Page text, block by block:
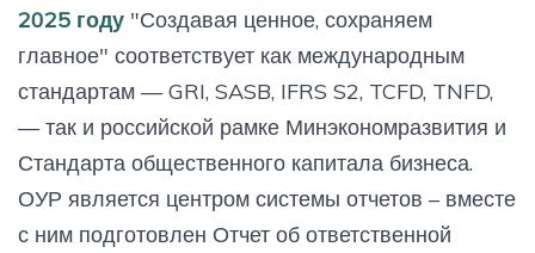
2025 году "Создавая ценное, сохраняем
главное" соответствует как международным
стандартам — GRI, SASB, IFRS S2, TCFD, TNFD,
— так и российской рамке Минэкономразвития и
Стандарта общественного капитала бизнеса.
ОУР является центром системы отчетов – вместе
с ним подготовлен Отчет об ответственной